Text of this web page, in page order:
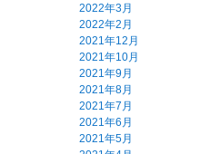
2022年3月
2022年2月
2021年12月
2021年10月
2021年9月
2021年8月
2021年7月
2021年6月
2021年5月